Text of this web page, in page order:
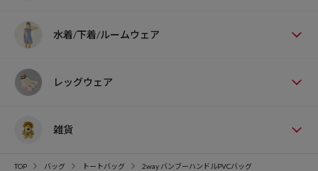
水着/下着/ルームウェア
レッグウェア
雑貨
TOP バッグ トートバッグ 2way バンブーハンドルPVCバッグ